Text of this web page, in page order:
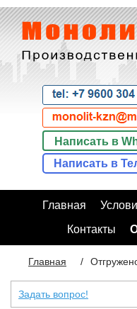
Написать в
Написать в
Главная
Контакты
Главная /
Задать вопрос!